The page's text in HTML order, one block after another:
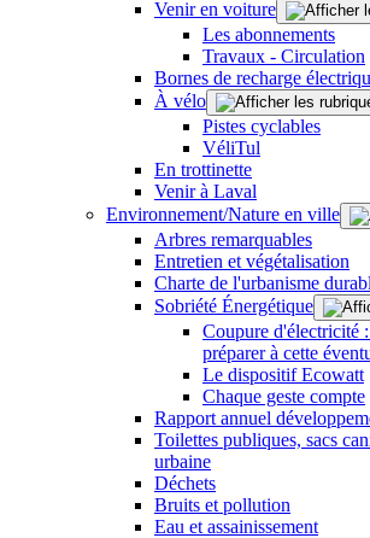
Venir en voiture
Les abonnements
Travaux - Circulation
Bornes de recharge
À vélo
Pistes cyclables
VéliTul
En trottinette
Venir à Laval
Environnement/Nature en ville
Arbres remarquables
Entretien et végétalisation
Charte de l'urbanisme
Sobriété Énergétique
Coupure d'électricité
préparer à cette
Le dispositif Ecowatt
Chaque geste compte
Rapport annuel
Toilettes publiques, sacs
urbaine
Déchets
Bruits et pollution
Eau et assainissement